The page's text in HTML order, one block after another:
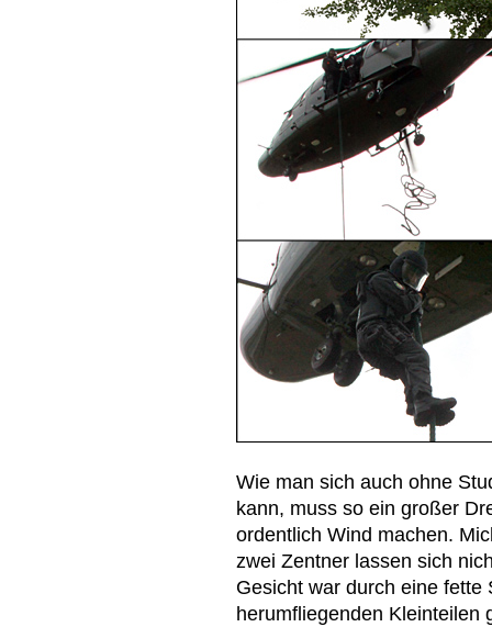
Wie man sich auch ohne
kann, muss so ein großer
ordentlich Wind machen.
zwei Zentner lassen sich
Gesicht war durch eine fette
herumfliegenden Kleinteilen